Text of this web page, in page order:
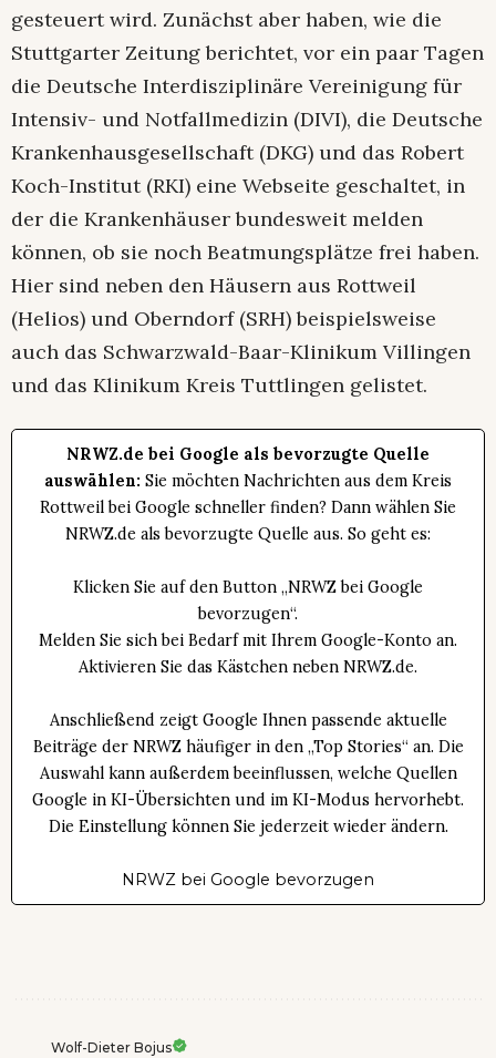
gesteuert wird. Zunächst aber haben, wie die
Stuttgarter Zeitung berichtet, vor ein paar Tagen
die Deutsche Interdisziplinäre Vereinigung für
Intensiv- und Notfallmedizin (DIVI), die Deutsche
Krankenhausgesellschaft (DKG) und das Robert
Koch-Institut (RKI) eine Webseite geschaltet, in
der die Krankenhäuser bundesweit melden
können, ob sie noch Beatmungsplätze frei haben.
Hier sind neben den Häusern aus Rottweil
(Helios) und Oberndorf (SRH) beispielsweise
auch das Schwarzwald-Baar-Klinikum Villingen
und das Klinikum Kreis Tuttlingen gelistet.
NRWZ.de bei Google als bevorzugte Quelle
auswählen: Sie möchten Nachrichten aus dem Kreis
Rottweil bei Google schneller finden? Dann wählen Sie
NRWZ.de als bevorzugte Quelle aus. So geht es:
Klicken Sie auf den Button „NRWZ bei Google
bevorzugen“.
Melden Sie sich bei Bedarf mit Ihrem Google-Konto an.
Aktivieren Sie das Kästchen neben NRWZ.de.
Anschließend zeigt Google Ihnen passende aktuelle
Beiträge der NRWZ häufiger in den „Top Stories“ an. Die
Auswahl kann außerdem beeinflussen, welche Quellen
Google in KI-Übersichten und im KI-Modus hervorhebt.
Die Einstellung können Sie jederzeit wieder ändern.
NRWZ bei Google bevorzugen
Wolf-Dieter Bojus